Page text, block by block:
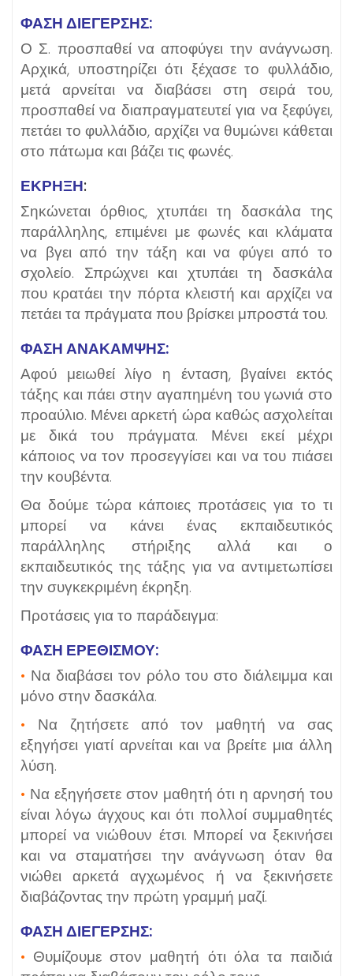
ΦΑΣΗ ΔΙΕΓΕΡΣΗΣ:
Ο Σ. προσπαθεί να αποφύγει την ανάγνωση.
Αρχικά, υποστηρίζει ότι ξέχασε το φυλλάδιο,
μετά αρνείται να διαβάσει στη σειρά του,
προσπαθεί να διαπραγματευτεί για να ξεφύγει,
πετάει το φυλλάδιο, αρχίζει να θυμώνει κάθεται
στο πάτωμα και βάζει τις φωνές.
ΈΚΡΗΞΗ:
Σηκώνεται όρθιος, χτυπάει τη δασκάλα της
παράλληλης, επιμένει με φωνές και κλάματα
να βγει από την τάξη και να φύγει από το
σχολείο. Σπρώχνει και χτυπάει τη δασκάλα
που κρατάει την πόρτα κλειστή και αρχίζει να
πετάει τα πράγματα που βρίσκει μπροστά του.
ΦΑΣΗ ΑΝΑΚΑΜΨΗΣ:
Αφού μειωθεί λίγο η ένταση, βγαίνει εκτός
τάξης και πάει στην αγαπημένη του γωνιά στο
προαύλιο. Μένει αρκετή ώρα καθώς ασχολείται
με δικά του πράγματα. Μένει εκεί μέχρι
κάποιος να τον προσεγγίσει και να του πιάσει
την κουβέντα.
Θα δούμε τώρα κάποιες προτάσεις για το τι
μπορεί να κάνει ένας εκπαιδευτικός
παράλληλης στήριξης αλλά και ο
εκπαιδευτικός της τάξης για να αντιμετωπίσει
την συγκεκριμένη έκρηξη.
Προτάσεις για το παράδειγμα:
ΦΑΣΗ ΕΡΕΘΙΣΜΟΥ:
• Να διαβάσει τον ρόλο του στο διάλειμμα και
μόνο στην δασκάλα.
• Να ζητήσετε από τον μαθητή να σας
εξηγήσει γιατί αρνείται και να βρείτε μια άλλη
λύση.
• Να εξηγήσετε στον μαθητή ότι η αρνησή του
είναι λόγω άγχους και ότι πολλοί συμμαθητές
μπορεί να νιώθουν έτσι. Μπορεί να ξεκινήσει
και να σταματήσει την ανάγνωση όταν θα
νιώθει αρκετά αγχωμένος ή να ξεκινήσετε
διαβάζοντας την πρώτη γραμμή μαζί.
ΦΑΣΗ ΔΙΕΓΕΡΣΗΣ:
• Θυμίζουμε στον μαθητή ότι όλα τα παιδιά